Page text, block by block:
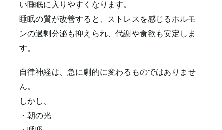
い睡眠に入りやすくなります。
睡眠の質が改善すると、ストレスを感じるホルモ
ンの過剰分泌も抑えられ、代謝や食欲も安定しま
す。
自律神経は、急に劇的に変わるものではありませ
ん。
しかし、
・朝の光